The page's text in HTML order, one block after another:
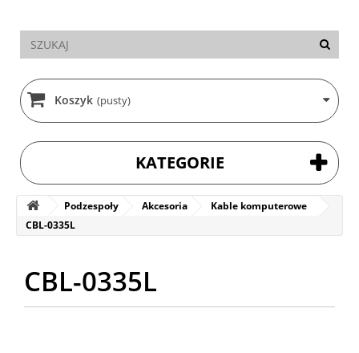
Koszyk (pusty)
KATEGORIE
Podzespoły Akcesoria
Kable komputerowe
CBL-0335L
CBL-0335L